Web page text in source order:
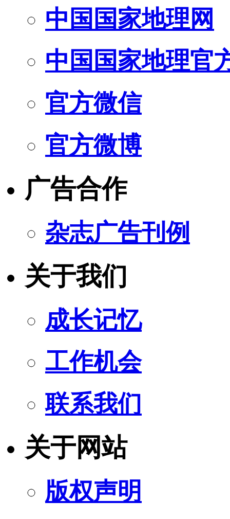
中国国家地理网
中国国家地理官
官方微信
官方微博
广告合作
杂志广告刊例
关于我们
成长记忆
工作机会
联系我们
关于网站
版权声明